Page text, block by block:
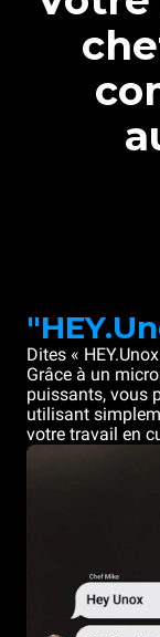
Dites «
Grâce à un
puissants, vous
utilisant
votre travail en